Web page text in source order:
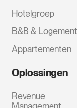
Hotelgroep
B&B & Logement
Appartementen
Oplossingen
Revenue
Management